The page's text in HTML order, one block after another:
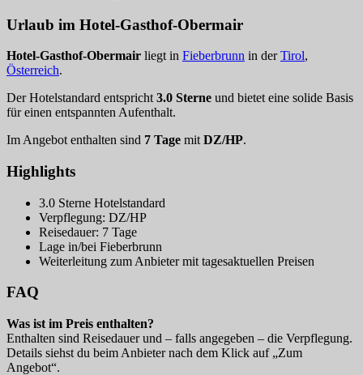
Urlaub im Hotel-Gasthof-Obermair
Hotel-Gasthof-Obermair liegt in Fieberbrunn in derTirol,
Österreich.
Der Hotelstandard entspricht 3.0 Sterne und bietet eine solide Basis
für einen entspannten Aufenthalt.
Im Angebot enthalten sind 7 Tage mit DZ/HP.
Highlights
3.0 Sterne Hotelstandard
Verpflegung: DZ/HP
Reisedauer: 7 Tage
Lage in/bei Fieberbrunn
Weiterleitung zum Anbieter mit tagesaktuellen Preisen
FAQ
Was ist im Preis enthalten?
Enthalten sind Reisedauer und – falls angegeben – die Verpflegung.
Details siehst du beim Anbieter nach dem Klick auf „Zum
Angebot“.